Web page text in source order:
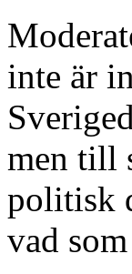
inte är
men till
politisk
vad